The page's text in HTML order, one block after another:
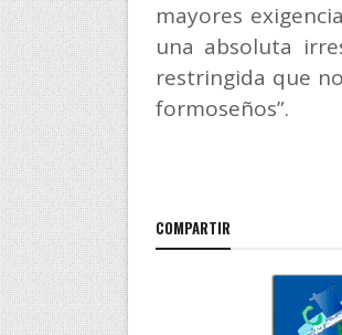
mayores
una absoluta
restringida que
formoseños”.
COMPARTIR